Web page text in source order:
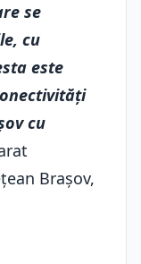
se
cu
este
cu
Braşov,